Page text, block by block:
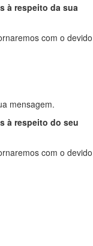
à respeito da sua
com o devido
mensagem.
à respeito do seu
com o devido